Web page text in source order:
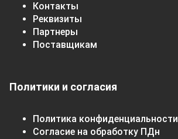
Контакты
Реквизиты
Партнеры
Поставщикам
Политики и согласия
Политика конфиденциальности
Согласие на обработку ПДн